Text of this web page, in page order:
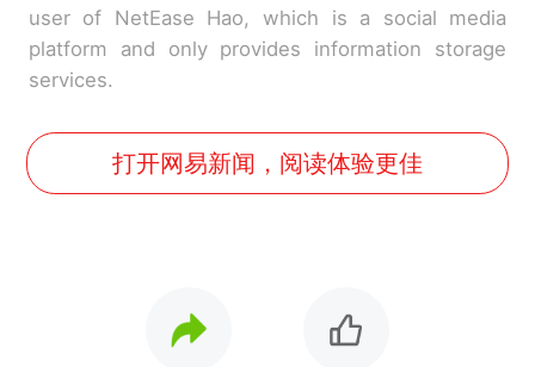
user of NetEase Hao, which is a social media
platform and only provides information storage
services.
打开网易新闻，阅读体验更佳